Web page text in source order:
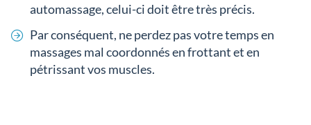
automassage, celui-ci doit être très précis.
Par conséquent, ne perdez pas votre temps en
massages mal coordonnés en frottant et en
pétrissant vos muscles.